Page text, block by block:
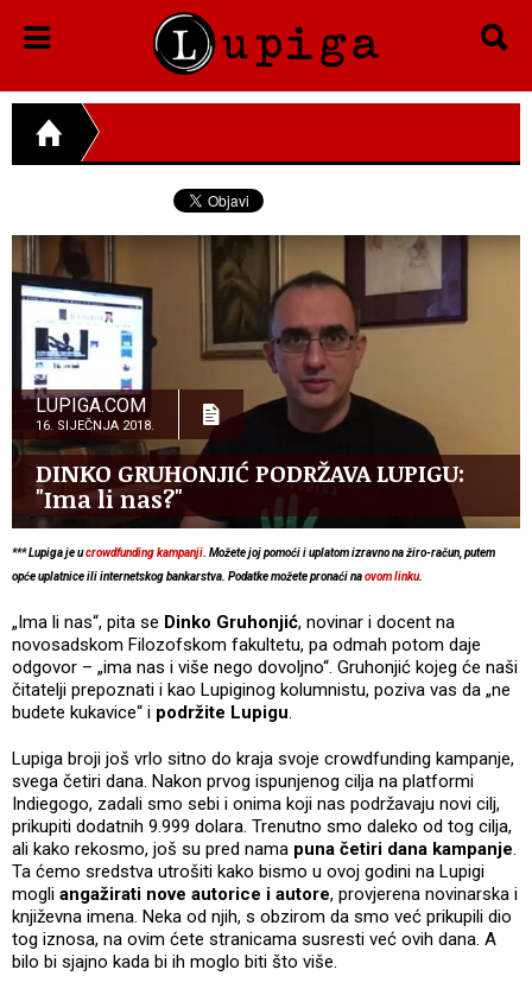
LUPIGA.COM
16. SIJEČNJA 2018.
DINKO GRUHONJIĆ PODRŽAVA LUPIGU:
"Ima li nas?"
*** Lupiga je ucrowdfunding kampanji . Možete joj pomoći i uplatom izravno na žiro-račun, putem
opće uplatnice ili internetskog bankarstva. Podatke možete pronaći naovom linku.
„Ima li nas“, pita se Dinko Gruhonjić, novinar i docent na
novosadskom Filozofskom fakultetu, pa odmah potom daje
odgovor – „ima nas i više nego dovoljno“. Gruhonjić kojeg će naši
čitatelji prepoznati i kao Lupiginog kolumnistu, poziva vas da „ne
budete kukavice“ i podržite Lupigu.
Lupiga broji još vrlo sitno do kraja svoje crowdfunding kampanje,
svega četiri dana. Nakon prvog ispunjenog cilja na platformi
Indiegogo, zadali smo sebi i onima koji nas podržavaju novi cilj,
prikupiti dodatnih 9.999 dolara. Trenutno smo daleko od tog cilja,
ali kako rekosmo, još su pred nama puna četiri dana kampanje.
Ta ćemo sredstva utrošiti kako bismo u ovoj godini na Lupigi
mogli angažirati nove autorice i autore, provjerena novinarska i
književna imena. Neka od njih, s obzirom da smo već prikupili dio
tog iznosa, na ovim ćete stranicama susresti već ovih dana. A
bilo bi sjajno kada bi ih moglo biti što više.